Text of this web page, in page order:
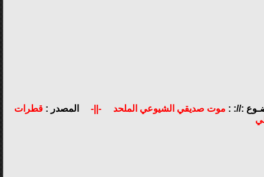
://: : موت صديقي الشيوعي الملحد -||- المصدر : قطرات